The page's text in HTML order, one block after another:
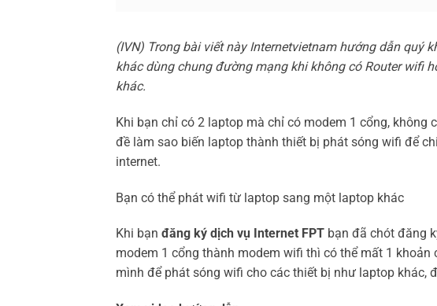
(IVN) Trong bài viết này Internetvietnam hướng dẫn quý
khác dùng chung đường mạng khi không có Router wifi
khác.
Khi bạn chỉ có 2 laptop mà chỉ có modem 1 cổng,
đề làm sao biến laptop thành thiết bị phát sóng wifi để
internet.
Bạn có thể phát wifi từ laptop sang một laptop khác
Khi bạn đăng ký dịch vụ Internet FPT bạn đã chót đăng
modem 1 cổng thành modem wifi thì có thể mất 1
mình để phát sóng wifi cho các thiết bị như laptop khác,